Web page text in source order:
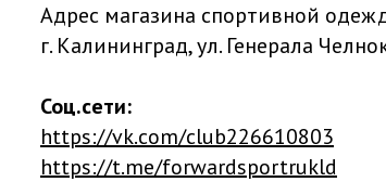
Адрес магазина спортивной
г. Калининград, ул. Генерала
Соц.сети:
https://vk.com/club226610803
https://t.me/forwardsportrukld